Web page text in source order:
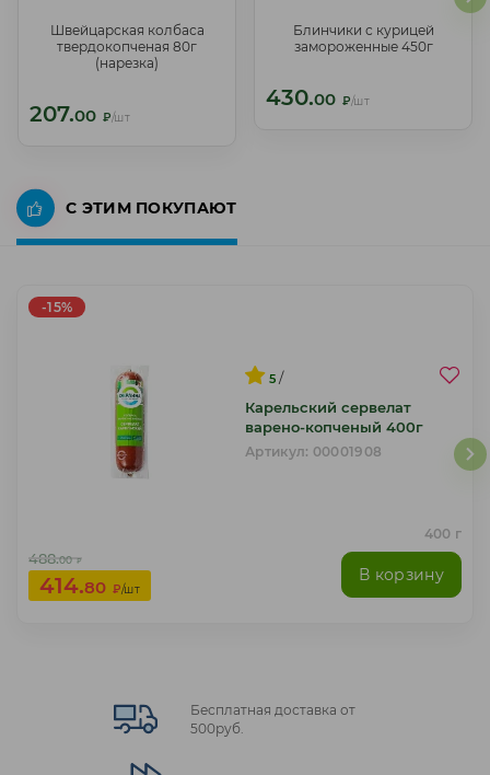
Швейцарская колбаса
твердокопченая 80г
(нарезка)
207.00 ₽/шт
Швейцарская колбаса
твердокопченая 80г
(нарезка)
207.00 ₽/шт
Блинчики с курицей
замороженные 450г
430.00 ₽/шт
Блинчики с курицей
замороженные 450г
430.00 ₽/шт
С ЭТИМ ПОКУПАЮТ
-15%
5 /
Карельский сервелат
варено-копченый 400г
Артикул: 00001908
400 г
488.00 ₽
414.80 ₽/шт
В корзину
Бесплатная доставка от
500руб.